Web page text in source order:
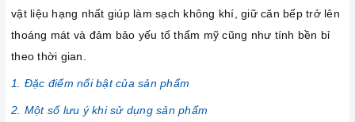
vật liệu hạng nhất giúp làm sạch không khí, giữ căn bếp trở lên
thoáng mát và đảm bảo yếu tố thẩm mỹ cũng như tính bền bỉ
theo thời gian.
1. Đặc điểm nổi bật của sản phẩm
2. Một số lưu ý khi sử dụng sản phẩm